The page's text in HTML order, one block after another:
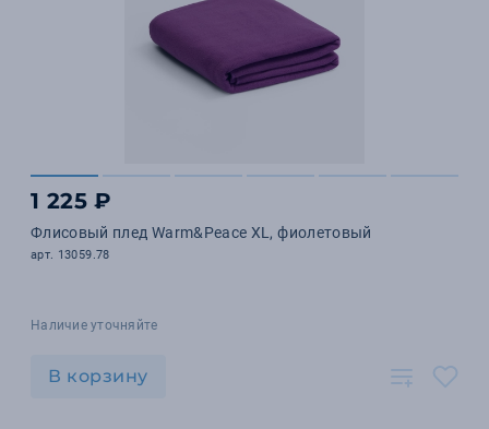
1 225 ₽
Флисовый плед Warm&Peace XL, фиолетовый
арт. 13059.78
Наличие уточняйте
В корзину